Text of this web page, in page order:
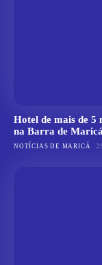
Hotel de mais de 5
na Barra de
NOTÍCIAS DE MARICÁ